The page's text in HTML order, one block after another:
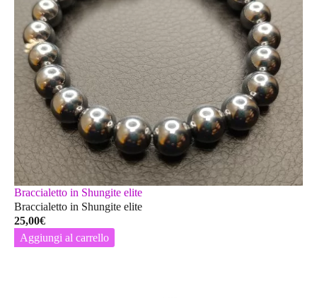
Braccialetto in Shungite elite
Braccialetto in Shungite elite
25,00€
Aggiungi al carrello